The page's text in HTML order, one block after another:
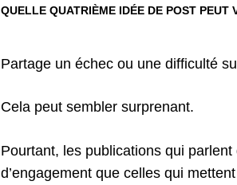
QUELLE QUATRIÈME IDÉE DE POST PEUT
Partage un échec ou une difficulté
Cela peut sembler surprenant.
Pourtant, les publications qui
d’engagement que celles qui